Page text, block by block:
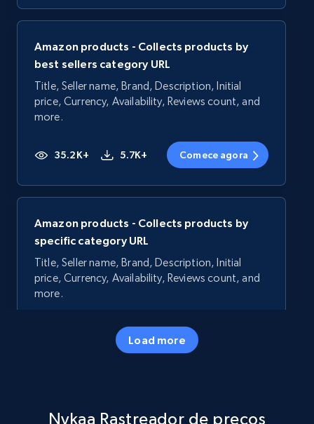
Amazon products - Collects products by
best sellers category URL
Title, Seller name, Brand, Description, Initial
price, Currency, Availability, Reviews count, and
more.
35.2K+ 5.7K+ Comece agora
Amazon products - Collects products by
specific category URL
Title, Seller name, Brand, Description, Initial
price, Currency, Availability, Reviews count, and
more.
5.7K+ Comece agora
specific keywords
Load more
Nykaa Rastreador de preços